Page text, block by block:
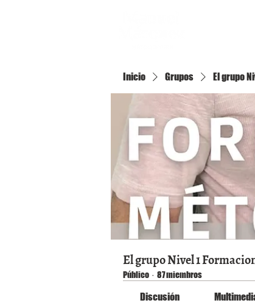
Inicio Grupos El grupo
El grupo Nivel 1
Público · 87 miembros
Discusión